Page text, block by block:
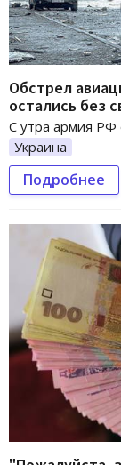
Обстрел
остались без
С утра армия РФ
Украина
Подробнее